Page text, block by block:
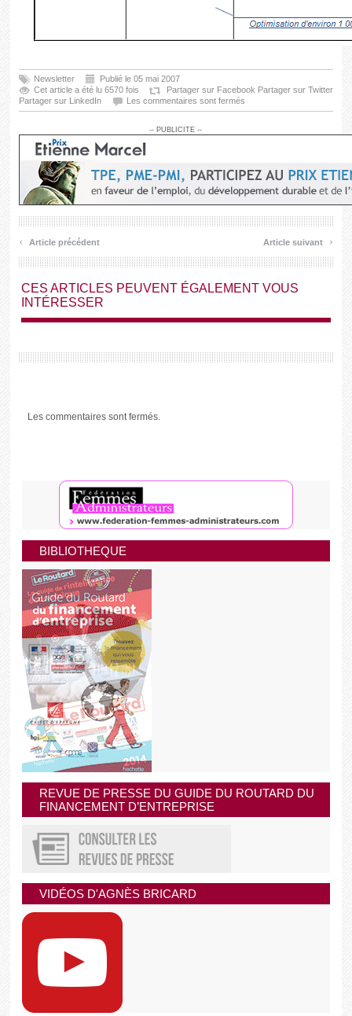
Newsletter
Publié le 05 mai 2007
Cet article a été lu 6570 fois
Partager sur Facebook Partager sur Twitter
Partager sur LinkedIn
Les commentaires sont fermés
-- PUBLICITE --
‹ Article précédent Article suivant ›
CES ARTICLES PEUVENT ÉGALEMENT VOUS
INTÉRESSER
Les commentaires sont fermés.
BIBLIOTHEQUE
REVUE DE PRESSE DU GUIDE DU ROUTARD DU
FINANCEMENT D’ENTREPRISE
VIDÉOS D'AGNÈS BRICARD